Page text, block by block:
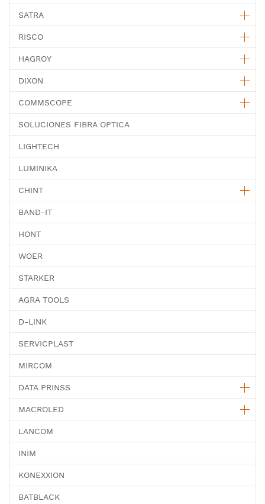
SATRA
RISCO
HAGROY
DIXON
COMMSCOPE
SOLUCIONES FIBRA OPTICA
LIGHTECH
LUMINIKA
CHINT
BAND-IT
HONT
WOER
STARKER
AGRA TOOLS
D-LINK
SERVICPLAST
MIRCOM
DATA PRINSS
MACROLED
LANCOM
INIM
KONEXXION
BATBLACK